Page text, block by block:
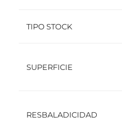
TIPO STOCK
SUPERFICIE
RESBALADICIDAD